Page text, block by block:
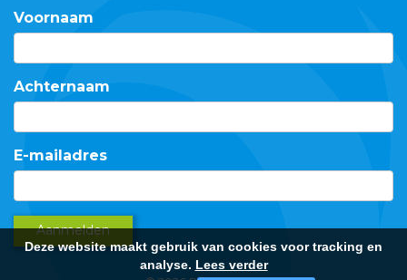
Voornaam
Achternaam
E-mailadres
Aanmelden
Deze website maakt gebruik van cookies voor tracking en
analyse. Lees verder